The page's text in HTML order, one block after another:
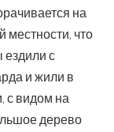
на
местности, что
ездили с
и жили в
с видом на
дерево